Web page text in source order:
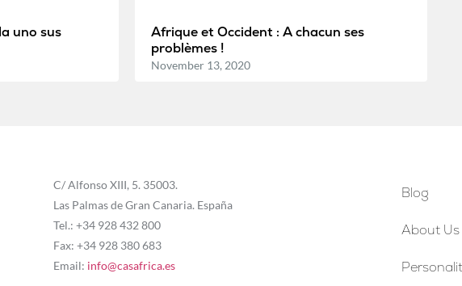
uno sus
Afrique et Occident : A chacun ses
problèmes !
November 13, 2020
C/ Alfonso XIII, 5. 35003.
Las Palmas de Gran Canaria. España
Tel.: +34 928 432 800
Fax: +34 928 380 683
Email: info@casafrica.es
Blog
About Us